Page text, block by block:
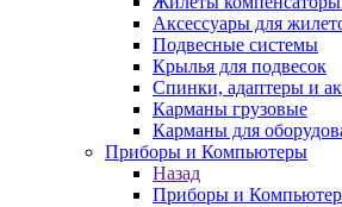
Аксессуары для
Подвесные системы
Крылья для подвесок
Спинки, адаптеры и
Карманы грузовые
Карманы для
Приборы и Компьютеры
Назад
Приборы и